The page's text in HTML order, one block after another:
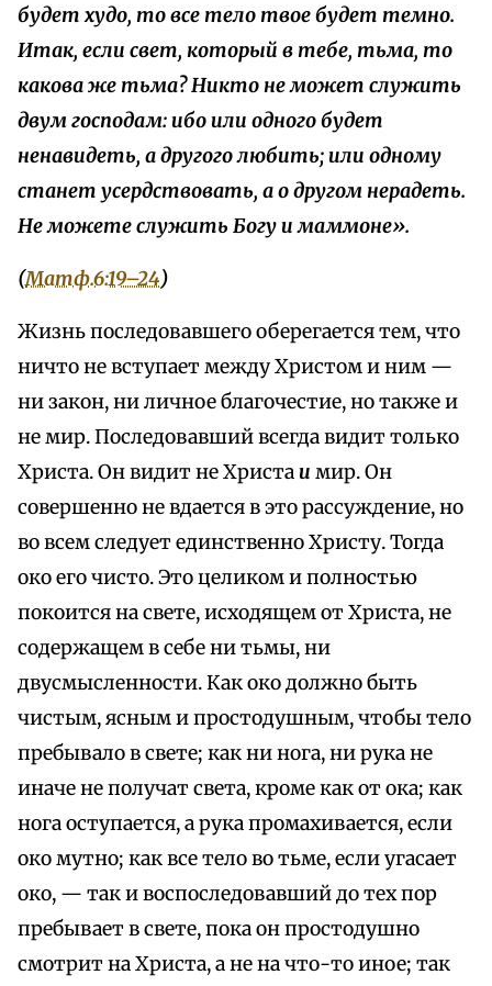
будет худо, то все тело твое будет темно.
Итак, если свет, который в тебе, тьма, то
какова же тьма? Никто не может служить
двум господам: ибо или одного будет
ненавидеть, а другого любить; или одному
станет усердствовать, а о другом нерадеть.
Не можете служить Богу и маммоне».
(Матф.6:19–24)
Жизнь последовавшего оберегается тем, что
ничто не вступает между Христом и ним —
ни закон, ни личное благочестие, но также и
не мир. Последовавший всегда видит только
Христа. Он видит не Христаи мир. Он
совершенно не вдается в это рассуждение, но
во всем следует единственно Христу. Тогда
око его чисто. Это целиком и полностью
покоится на свете, исходящем от Христа, не
содержащем в себе ни тьмы, ни
двусмысленности. Как око должно быть
чистым, ясным и простодушным, чтобы тело
пребывало в свете; как ни нога, ни рука не
иначе не получат света, кроме как от ока; как
нога оступается, а рука промахивается, если
око мутно; как все тело во тьме, если угасает
око, — так и воспоследовавший до тех пор
пребывает в свете, пока он простодушно
смотрит на Христа, а не на что-то иное; так